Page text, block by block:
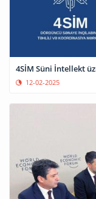
4SİM Süni
12-02-2025